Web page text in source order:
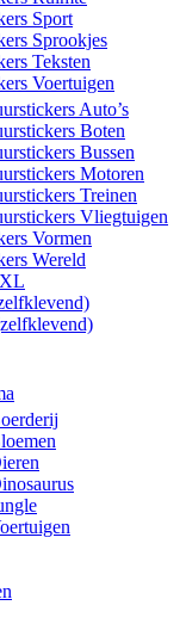
Sport
Sprookjes
Teksten
Voertuigen
Auto’s
Boten
Bussen
Motoren
Treinen
Vliegtuigen
Vormen
Wereld